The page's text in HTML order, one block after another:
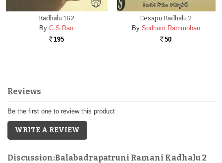
Kadhalu 1&2
By C S Rao
Rs. 195
Eesapu Kadhalu 2
By Sodhum Rammohan
Rs. 50
Reviews
Be the first one to review this product
WRITE A REVIEW
Discussion:Balabadrapatruni Ramani Kadhalu 2